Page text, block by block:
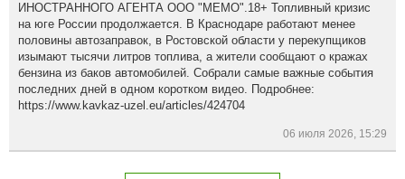
ИНОСТРАННОГО АГЕНТА ООО "МЕМО".18+ Топливный кризис
на юге России продолжается. В Краснодаре работают менее
половины автозаправок, в Ростовской области у перекупщиков
изымают тысячи литров топлива, а жители сообщают о кражах
бензина из баков автомобилей. Собрали самые важные события
последних дней в одном коротком видео. Подробнее:
https://www.kavkaz-uzel.eu/articles/424704
06 июля 2026, 15:29